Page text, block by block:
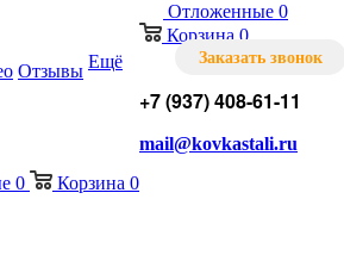
Отложенные 0
Корзина 0
Заказать звонок
+7 (937) 408-61-11
mail@kovkastali.ru
Отзывы Ещё
0 Корзина 0